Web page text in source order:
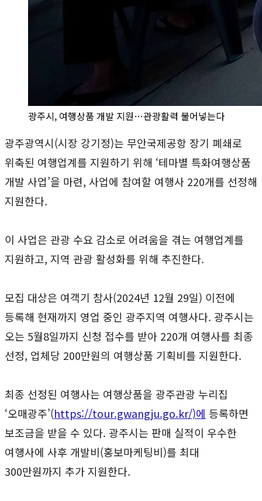
광주시, 여행상품 개발 지원…관광활력 불어넣는다
광주광역시(시장 강기정)는 무안국제공항 장기 폐쇄로
위축된 여행업계를 지원하기 위해 ‘테마별 특화여행상품
개발 사업’을 마련, 사업에 참여할 여행사 220개를 선정해
지원한다.
이 사업은 관광 수요 감소로 어려움을 겪는 여행업계를
지원하고, 지역 관광 활성화를 위해 추진한다.
모집 대상은 여객기 참사(2024년 12월 29일) 이전에
등록해 현재까지 영업 중인 광주지역 여행사다. 광주시는
오는 5월8일까지 신청 접수를 받아 220개 여행사를 최종
선정, 업체당 200만원의 여행상품 기획비를 지원한다.
최종 선정된 여행사는 여행상품을 광주관광 누리집
‘오매광주’(https://tour.gwangju.go.kr/)에 등록하면
보조금을 받을 수 있다. 광주시는 판매 실적이 우수한
여행사에 사후 개발비(홍보마케팅비)를 최대
300만원까지 추가 지원한다.